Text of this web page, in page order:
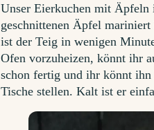
Unser Eierkuchen mit Äpfeln
geschnittenen Äpfel
ist der Teig in wenigen
Ofen vorzuheizen, könnt ihr
schon fertig und ihr könnt
Tische stellen. Kalt ist er